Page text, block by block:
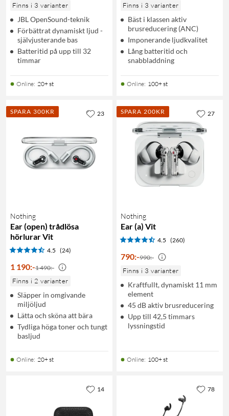
Finns i 3 varianter
JBL OpenSound-teknik
Förbättrat dynamiskt ljud -
självjusterande bas
Batteritid på upp till 32
timmar
Online: 20+ st
Finns i 3 varianter
Bäst i klassen aktiv
brusreducering (ANC)
Imponerande ljudkvalitet
Lång batteritid och
snabbladdning
Online: 100+ st
SPARA 300KR
Nothing
Ear (open) trådlösa
hörlurar Vit
4.5 (24)
1 190:-1 490:-
Finns i 2 varianter
Släpper in omgivande
miljöljud
Lätta och sköna att bära
Tydliga höga toner och tungt
basljud
Online: 20+ st
23 SPARA 200KR
Nothing
Ear (a) Vit
4.5 (260)
790:-990:-
Finns i 3 varianter
Kraftfullt, dynamiskt 11 mm
element
45 dB aktiv brusreducering
Upp till 42,5 timmars
lyssningstid
Online: 100+ st
27
14 78